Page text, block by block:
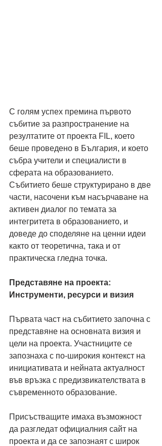
С голям успех премина първото
събитие за разпространение на
резултатите от проекта FIL, което
беше проведено в България, и което
събра учители и специалисти в
сферата на образованието.
Събитието беше структурирано в две
части, насочени към насърчаване на
активен диалог по темата за
интегритета в образованието, и
доведе до споделяне на ценни идеи
както от теоретична, така и от
практическа гледна точка.
Представяне на проекта:
Инструменти, ресурси и визия
Първата част на събитието започна с
представяне на основната визия и
цели на проекта. Участниците се
запознаха с по-широкия контекст на
инициативата и нейната актуалност
във връзка с предизвикателствата в
съвременното образование.
Присъстващите имаха възможност
да разгледат официалния сайт на
проекта и да се запознаят с широк